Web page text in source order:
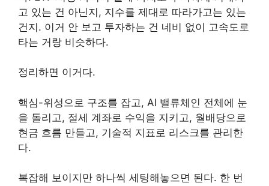
고 있는 건 아닌지, 지수를 제대로 따라가고는 있는
건지. 이거 안 보고 투자하는 건 네비 없이 고속도로
타는 거랑 비슷하다.
정리하면 이거다.
핵심-위성으로 구조를 잡고, AI 밸류체인 전체에 눈
을 돌리고, 절세 계좌로 수익을 지키고, 월배당으로
현금 흐름 만들고, 기술적 지표로 리스크를 관리한
다.
복잡해 보이지만 하나씩 세팅해놓으면 된다. 한 번